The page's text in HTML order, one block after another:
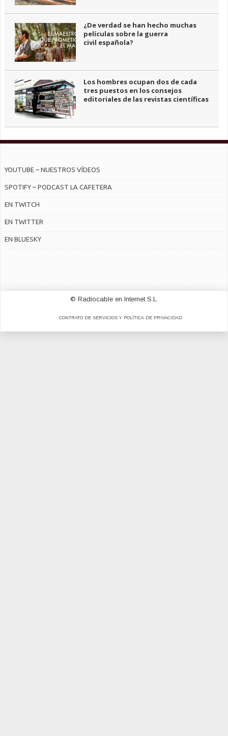
¿De verdad se han hecho muchas
películas sobre la guerra
civil española?
Los hombres ocupan dos de cada
tres puestos en los consejos
editoriales de las revistas científicas
YOUTUBE – NUESTROS VÍDEOS
SPOTIFY – PODCAST LA CAFETERA
EN TWITCH
EN TWITTER
EN BLUESKY
© Radiocable en Internet S.L.
CONTRATO DE SERVICIOS Y POLÍTICA DE PRIVACIDAD